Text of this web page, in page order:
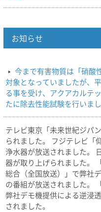
お知らせ
今まで有害物質は「硝酸
対象となっていましたが、
る事を受け、アクアカルテ
たに除去性能試験を行いまし
テレビ東京「未来世紀ジパ
られました。 フジテレビ「
浄水器が放送されました。
器が取り上げられました。
総合（全国放送）」で弊社
の番組が放送されました。
弊社デモ機提供による逆浸
されました。